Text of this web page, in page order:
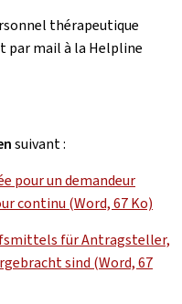
thérapeutique
par mail à la Helpline
suivant :
pour un demandeur
continu (Word, 67 Ko)
für Antragsteller,
sind (Word, 67